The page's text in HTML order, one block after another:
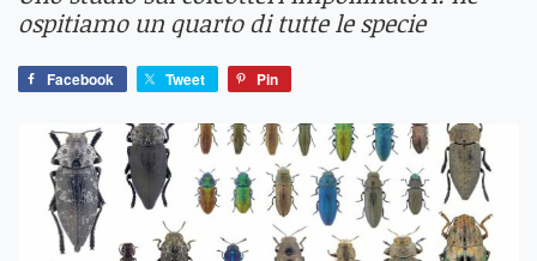
ospitiamo un quarto di tutte le specie
Facebook Tweet Pin